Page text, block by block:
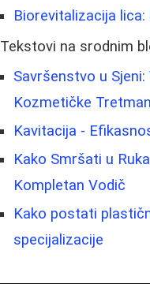
Biorevitalizacija
Tekstovi na srodnim
Savršenstvo u
Kozmetičke
Kavitacija -
Kako Smršati u
Kompletan Vodič
Kako postati
specijalizacije